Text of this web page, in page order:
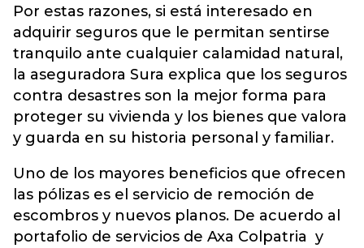
Por estas razones, si está interesado en
adquirir seguros que le permitan sentirse
tranquilo ante cualquier calamidad natural,
la aseguradora Sura explica que los seguros
contra desastres son la mejor forma para
proteger su vivienda y los bienes que valora
y guarda en su historia personal y familiar.
Uno de los mayores beneficios que ofrecen
las pólizas es el servicio de remoción de
escombros y nuevos planos. De acuerdo al
portafolio de servicios de Axa Colpatria y